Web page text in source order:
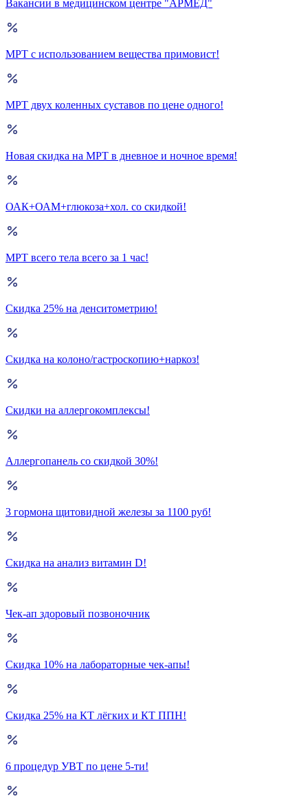
Вакансии в медицинском центре "АРМЕД"
МРТ с использованием вещества примовист!
МРТ двух коленных суставов по цене одного!
Новая скидка на МРТ в дневное и ночное время!
ОАК+ОАМ+глюкоза+хол. со скидкой!
МРТ всего тела всего за 1 час!
Скидка 25% на денситометрию!
Скидка на колоно/гастроскопию+наркоз!
Скидки на аллергокомплексы!
Аллергопанель со скидкой 30%!
3 гормона щитовидной железы за 1100 руб!
Скидка на анализ витамин D!
Чек-ап здоровый позвоночник
Скидка 10% на лабораторные чек-апы!
Скидка 25% на КТ лёгких и КТ ППН!
6 процедур УВТ по цене 5-ти!